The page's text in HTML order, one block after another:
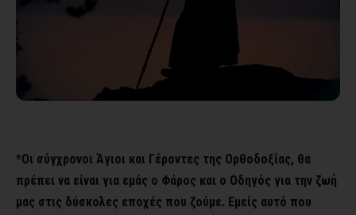
*Οι σύγχρονοι Άγιοι και Γέροντες της Ορθοδοξίας, θα
πρέπει να είναι για εμάς ο Φάρος και ο Οδηγός για την ζωή
μας στις δύσκολες εποχές που ζούμε. Εμείς αυτό που